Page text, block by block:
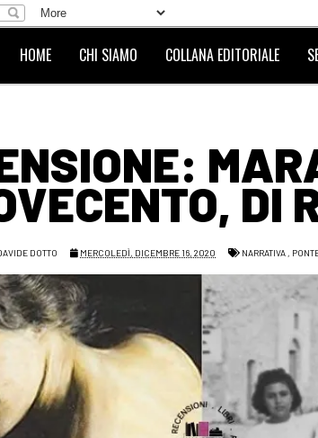
HOME CHI SIAMO COLLANA EDITORIALE
DI
DOTTO MERCOLEDÌ, DICEMBRE 16, 2020 NARRATIVA ,